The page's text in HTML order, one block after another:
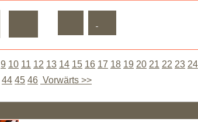
9 10 11 12 13 14 15 16 17 18 19 20 21 22 23 24
44 45 46 Vorwärts >>